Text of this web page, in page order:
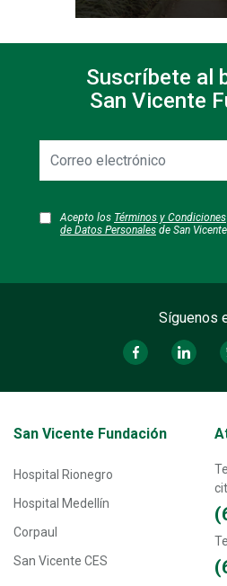
Suscríbete al
San Vicente
electrónico
Acepto los Términos y Condiciones
de Datos Personales de San
Síguenos
Transversal - Menú San Vicente
San Vicente Fundación
Hospital Rionegro
Hospital Medellín
Corpaul
San Vicente CES